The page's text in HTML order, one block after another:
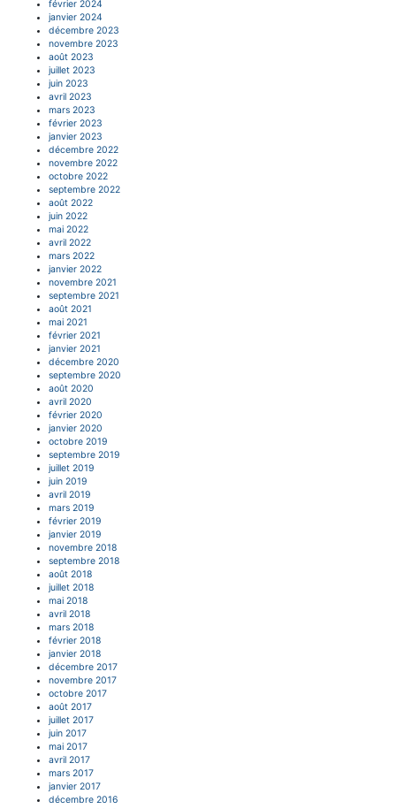
février 2024
janvier 2024
décembre 2023
novembre 2023
août 2023
juillet 2023
juin 2023
avril 2023
mars 2023
février 2023
janvier 2023
décembre 2022
novembre 2022
octobre 2022
septembre 2022
août 2022
juin 2022
mai 2022
avril 2022
mars 2022
janvier 2022
novembre 2021
septembre 2021
août 2021
mai 2021
février 2021
janvier 2021
décembre 2020
septembre 2020
août 2020
avril 2020
février 2020
janvier 2020
octobre 2019
septembre 2019
juillet 2019
juin 2019
avril 2019
mars 2019
février 2019
janvier 2019
novembre 2018
septembre 2018
août 2018
juillet 2018
mai 2018
avril 2018
mars 2018
février 2018
janvier 2018
décembre 2017
novembre 2017
octobre 2017
août 2017
juillet 2017
juin 2017
mai 2017
avril 2017
mars 2017
janvier 2017
décembre 2016